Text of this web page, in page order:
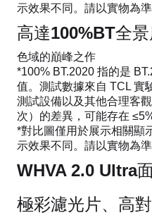
示效果不同。請以實物為準
高達100%BT全
色域的巔峰之作
*100% BT.2020 指的是
值。測試數據來自 TCL 實
測試設備以及其他合理客
次）的差異，可能存在
*對比圖僅用於展示相關顯
示效果不同。請以實物為準
WHVA 2.0 Ultra
極彩濾光片、高